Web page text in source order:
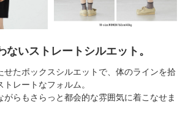
ないストレートシルエット。
せたボックスシルエットで、体のラインを拾
レートなフォルム。
がらもさらっと都会的な雰囲気に着こなせま